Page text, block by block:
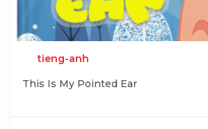
tieng-anh
This Is My Pointed Ear